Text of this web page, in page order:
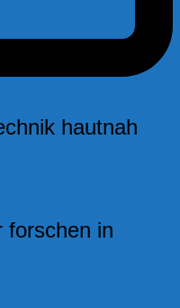
hautnah
forschen in